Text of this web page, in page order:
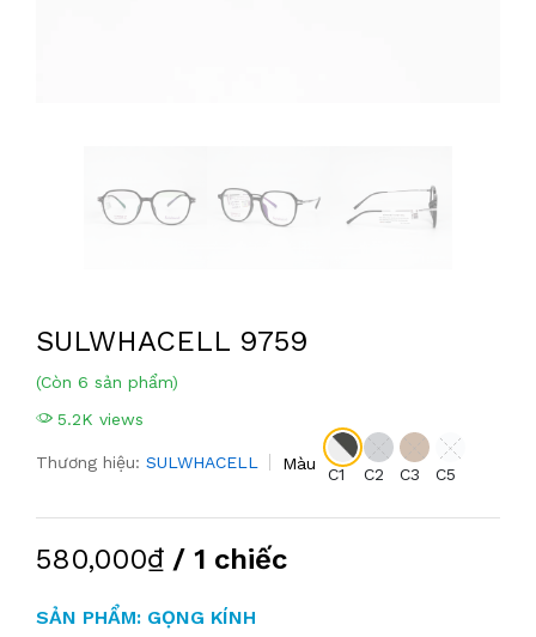
SULWHACELL 9759
(Còn 6 sản phẩm)
5.2K views
Thương hiệu: SULWHACELL Màu
C1 C2 C3 C5
580,000₫ / 1 chiếc
SẢN PHẨM: GỌNG KÍNH